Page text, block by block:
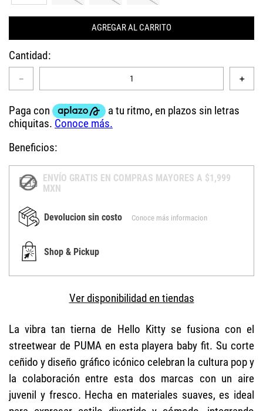
AGREGAR AL CARRITO
Cantidad
＋
－
Beneficios:
ENVÍO GRATIS EN COMPRAS MAYORES A $1,999
MXN
Devolucion sin costo Conoce más informacion
Shop & Pickup
Ver disponibilidad en tiendas
La vibra tan tierna de Hello Kitty se fusiona con el
streetwear de PUMA en esta playera baby fit. Su corte
ceñido y diseño gráfico icónico celebran la cultura pop y
la colaboración entre esta dos marcas con un aire
juvenil y fresco. Hecha en materiales suaves, es ideal